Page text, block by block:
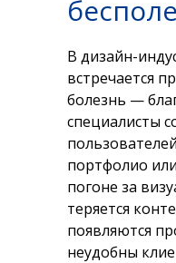
В дизайн-
встречается
болезнь —
специалисты
портфолио
погоне за
теряется
появляются
неудобны